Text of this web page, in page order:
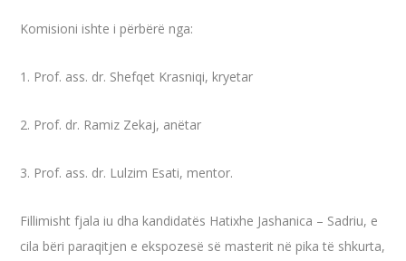
Komisioni ishte i përbërë nga:
1. Prof. ass. dr. Shefqet Krasniqi, kryetar
2. Prof. dr. Ramiz Zekaj, anëtar
3. Prof. ass. dr. Lulzim Esati, mentor.
Fillimisht fjala iu dha kandidatës Hatixhe Jashanica – Sadriu, e
cila bëri paraqitjen e ekspozesë së masterit në pika të shkurta,